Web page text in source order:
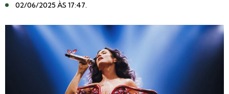
02/06/2025 ÀS 17:47.